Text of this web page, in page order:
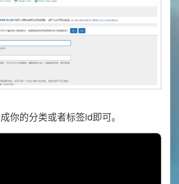
你的分类或者标签id即可。